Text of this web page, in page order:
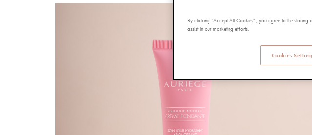
By clicking “Accept All Cookies”, you agree to the
assist in our marketing efforts.
Cookies